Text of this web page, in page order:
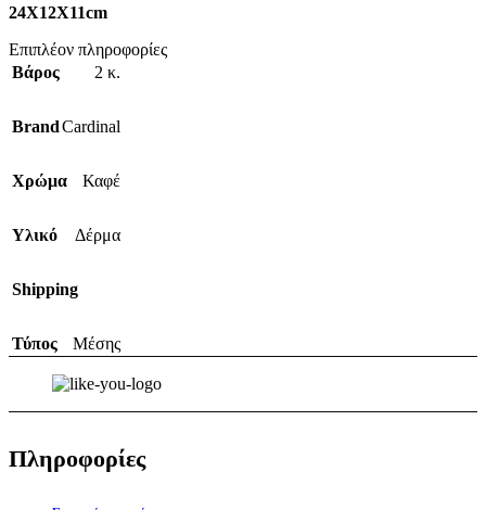
24Χ12Χ11cm
Επιπλέον πληροφορίες
Βάρος
2 κ.
BrandCardinal
Χρώμα Καφέ
Υλικό Δέρμα
Shipping
Τύπος Μέσης
Πληροφορίες